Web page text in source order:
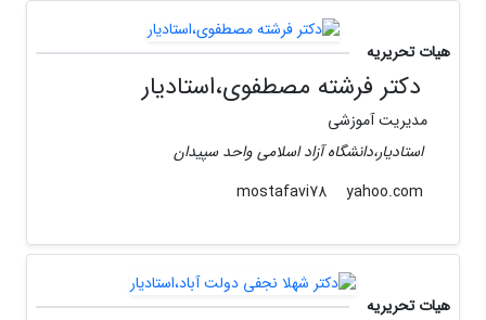
هیات تحریریه
دکتر فرشته مصطفوی،استادیار
مدیریت آموزشی
استادیار،دانشگاه آزاد اسلامی واحد سپیدان
yahoo.com
هیات تحریریه